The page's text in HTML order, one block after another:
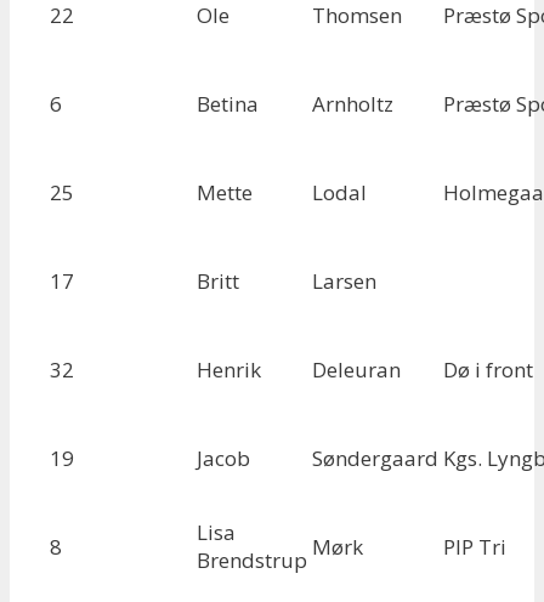
22 Ole Thomsen Præstø
6 Betina Arnholtz Præstø
25 Mette Lodal
17 Britt Larsen
32 Henrik Deleuran Dø i front
19 Jacob Søndergaard Kgs.
8
Lisa
Brendstrup Mørk PIP Tri